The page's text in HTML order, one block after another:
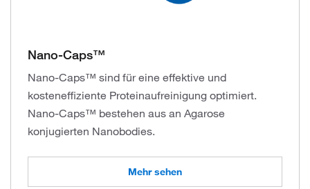
Nano-Caps™
Nano-Caps™ sind für eine effektive und
kosteneffiziente Proteinaufreinigung optimiert.
Nano-Caps™ bestehen aus an Agarose
konjugierten Nanobodies.
Mehr sehen